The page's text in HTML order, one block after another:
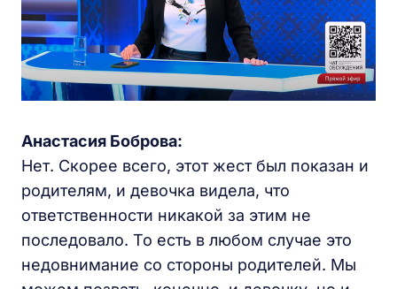
Анастасия Боброва:
Нет. Скорее всего, этот жест был показан и
родителям, и девочка видела, что
ответственности никакой за этим не
последовало. То есть в любом случае это
недовнимание со стороны родителей. Мы